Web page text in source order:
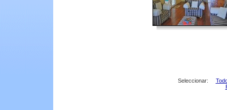
Seleccionar: